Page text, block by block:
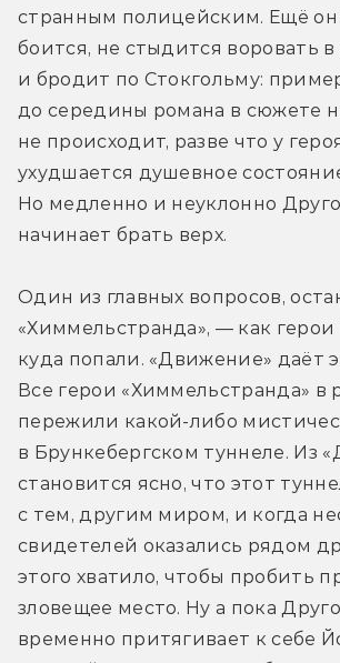
странным полицейским. Ещё он
боится, не стыдится воровать в
и бродит по Стокгольму:
до середины романа в сюжете
не происходит, разве что у
ухудшается душевное
Но медленно и неуклонно
начинает брать верх.
Один из главных вопросов,
«Химмельстранда», — как герои
куда попали. «Движение» даёт
Все герои «Химмельстранда» в
пережили какой-либо
в Брункебергском туннеле. Из
становится ясно, что этот
с тем, другим миром, и когда
свидетелей оказались рядом
этого хватило, чтобы пробить
зловещее место. Ну а пока
временно притягивает к себе